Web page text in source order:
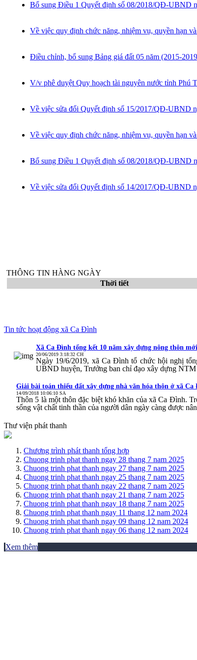
Bổ sung Điều 1 Quyết định số 08/2018/QĐ-UBND
Về việc quy định chức năng, nhiệm vụ, quyền hạn
Điều chỉnh, bổ sung Bảng giá đất 05 năm (2015-
V/v phê duyệt Quy hoạch tài nguyên nước tỉnh Phú
Về việc sửa đổi Quyết định số 15/2017/QĐ-UBND
Về việc quy định chức năng, nhiệm vụ, quyền hạn
Bổ sung Điều 1 Quyết định số 08/2018/QĐ-UBND
Về việc sửa đổi Quyết định số 14/2017/QĐ-UBND
THÔNG TIN HÀNG NGÀY
Thời tiết
Tin tức hoạt động xã Ca Đình
Xã Ca Đình tổng kết 10 năm xây dựng nông thôn
20/06/2019 3:18:32 CH
Ngày 19/6/2019, xã Ca Đình tổ chức hội nghị
UBND huyện, Trưởng ban chỉ đạo xây dựng
Giải bài toán thiếu đất xây dựng nhà văn hóa thôn ở xã Ca
14/09/2018 10:06:10 SA
Thôn 5 là một thôn đặc biệt khó khăn của xã Ca Đình.
sống vật chất tinh thần của người dân ngày càng được
Thư viện phát thanh
Chương trình phát thanh tổng hợp
Chuong trinh phat thanh ngay 28 thang 7 nam 2025
Chuong trinh phat thanh ngay 27 thang 7 nam 2025
Chuong trinh phat thanh ngay 25 thang 7 nam 2025
Chuong trinh phat thanh ngay 22 thang 7 nam 2025
Chuong trinh phat thanh ngay 21 thang 7 nam 2025
Chuong trinh phat thanh ngay 18 thang 7 nam 2025
Chuong trinh phat thanh ngay 11 thang 12 nam 2024
Chuong trinh phat thanh ngay 09 thang 12 nam 2024
Chuong trinh phat thanh ngay 06 thang 12 nam 2024
Xem thêm